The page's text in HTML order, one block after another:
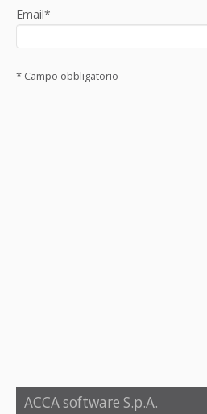
Email*
* Campo obbligatorio
ACCA software S.p.A.